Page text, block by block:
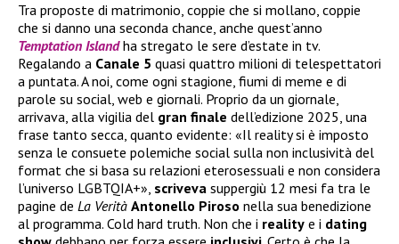
Tra proposte di matrimonio, coppie che si mollano, coppie
che si danno una seconda chance, anche quest’anno
Temptation Islandha stregato le sere d’estate in tv.
Regalando a Canale 5 quasi quattro milioni di telespettatori
a puntata. A noi, come ogni stagione, fiumi di meme e di
parole su social, web e giornali. Proprio da un giornale,
arrivava, alla vigilia del gran finale dell’edizione 2025, una
frase tanto secca, quanto evidente: «Il reality si è imposto
senza le consuete polemiche social sulla non inclusività del
format che si basa su relazioni eterosessuali e non considera
l’universo LGBTQIA+», scriveva suppergiù 12 mesi fa tra le
pagine de La Verità Antonello Piroso nella sua benedizione
al programma. Cold hard truth. Non che i reality e i dating